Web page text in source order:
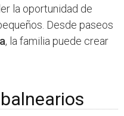
la oportunidad de
Desde paseos
, la familia puede crear